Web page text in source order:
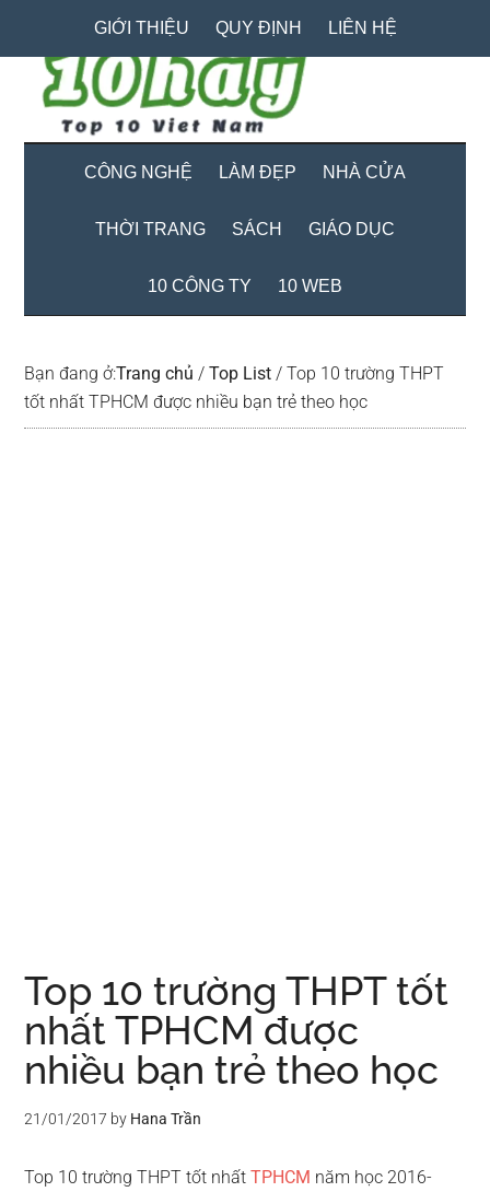
content
secondary
menu
primary
sidebar
GIỚI THIỆU QUY ĐỊNH LIÊN HỆ
CÔNG NGHỆ LÀM ĐẸP NHÀ CỬA
THỜI TRANG SÁCH GIÁO DỤC
10 CÔNG TY 10 WEB
Bạn đang ở:Trang chủ / Top List / Top 10 trường THPT
tốt nhất TPHCM được nhiều bạn trẻ theo học
Top 10 trường THPT tốt
nhất TPHCM được
nhiều bạn trẻ theo học
21/01/2017 by Hana Trần
Top 10 trường THPT tốt nhấtTPHCM năm học 2016-